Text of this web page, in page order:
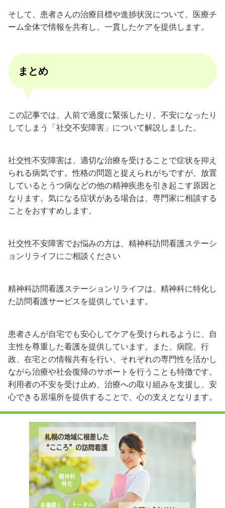
そして、患者さんの治療目標や進捗状況について、医療チ
ーム全体で情報を共有し、一貫したケアを提供します。
まとめ
この記事では、人前で過度に緊張したり、不安になったり
してしまう「社交不安障害」について解説しました。
社交性不安障害は、適切な治療を受けることで症状を抑え
られる病気です。性格の問題と捉えられがちですが、放置
しているとうつ病などの他の精神疾患を引き起こす原因と
なります。気になる症状がある場合は、専門家に相談する
ことをおすすめします。
社交性不安障害でお悩みの方は、精神科訪問看護ステーシ
ョンリライフにご相談ください
精神科訪問看護ステーションリライフは、精神科に特化し
た訪問看護サービスを提供しています。
患者さんが自宅でも安心してケアを受けられるように、自
主性を尊重した看護を提供しています。また、病院、行
政、在宅との情報共有を行い、それぞれの専門性を活かし
ながら治療や社会復帰のサポートを行うことも特徴です。
利用者の不安を受け止め、治療への取り組みを支援し、安
心できる居場所を提供することで、心の支えとなります。